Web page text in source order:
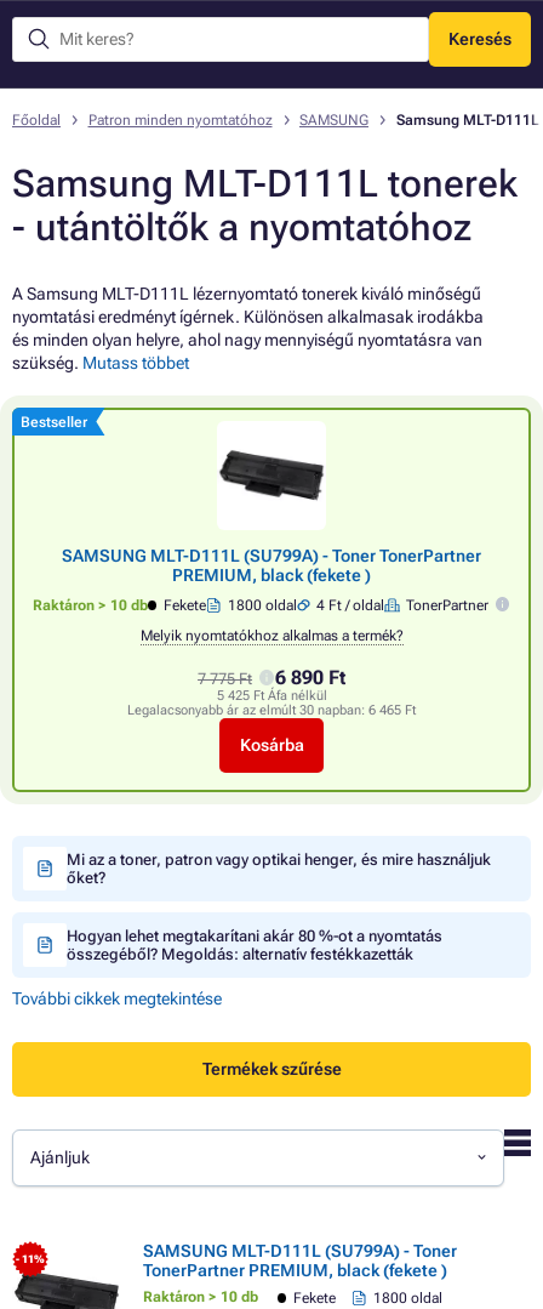
Keresés
Menü
Főoldal Patron minden nyomtatóhoz SAMSUNG Samsung MLT-D111L
Samsung MLT-D111L tonerek
- utántöltők a nyomtatóhoz
A Samsung MLT-D111L lézernyomtató tonerek kiváló minőségű
nyomtatási eredményt ígérnek. Különösen alkalmasak irodákba
és minden olyan helyre, ahol nagy mennyiségű nyomtatásra van
szükség. Mutass többet
Bestseller
SAMSUNG MLT-D111L (SU799A) - Toner TonerPartner
PREMIUM, black (fekete )
Raktáron > 10 db Fekete 1800 oldal 4 Ft / oldal
TonerPartner
Melyik nyomtatókhoz alkalmas a termék?
7 775 Ft 6 890 Ft
5 425 Ft Áfa nélkül
Legalacsonyabb ár az elmúlt 30 napban: 6 465 Ft
Kosárba
Mi az a toner, patron vagy optikai henger, és mire használjuk
őket?
Hogyan lehet megtakarítani akár 80 %-ot a nyomtatás
összegéből? Megoldás: alternatív festékkazetták
További cikkek megtekintése
Termékek szűrése
Ajánljuk
- 11%
SAMSUNG MLT-D111L (SU799A) - Toner
TonerPartner PREMIUM, black (fekete )
Raktáron > 10 db Fekete
1800 oldal